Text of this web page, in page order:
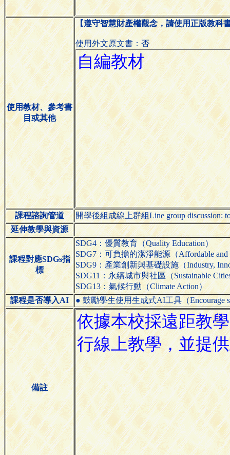
使用教材、參考書
目或其他
【遵守智慧財產權觀念，請使用正版教科
使用外文原文書：否
課程諮詢管道
開學後組成線上群組Line group discussion:
延伸教學與資源
課程對應SDGs指
標
SDG4：優質教育（Quality Education）
SDG7：可負擔的潔淨能源（Affordable and
SDG9：產業創新與基礎設施（Industry,
SDG11：永續城市與社區（Sustainable
SDG13：氣候行動（Climate Action）
課程是否導入AI
● 鼓勵學生使用生成式AI工具（Encourage
備註